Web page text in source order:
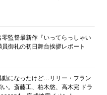
零監督最新作『いってらっしゃい
御礼の初日舞台挨拶レポート
動になったけど…リリー・フラン
。斎藤工、柏木悠、高木完 ドラ